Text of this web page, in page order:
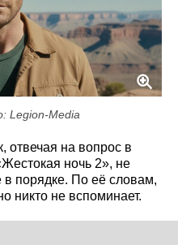
Legion-Media
отвечая на вопрос в
ночь 2», не
в порядке. По её словам,
никто не вспоминает.